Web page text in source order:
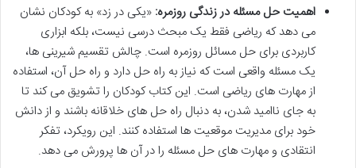
اهمیت حل مسئله در زندگی روزمره: «یکی در زد» به کودکان نشان
می دهد که ریاضی فقط یک مبحث درسی نیست، بلکه ابزاری
کاربردی برای حل مسائل روزمره است. چالش تقسیم شیرینی ها،
یک مسئله واقعی است که نیاز به راه حل دارد و راه حل آن، استفاده
از مهارت های ریاضی است. این کتاب کودکان را تشویق می کند تا
به جای ناامید شدن، به دنبال راه حل های خلاقانه باشند و از دانش
خود برای مدیریت موقعیت ها استفاده کنند. این رویکرد، تفکر
انتقادی و مهارت های حل مسئله را در آن ها پرورش می دهد.